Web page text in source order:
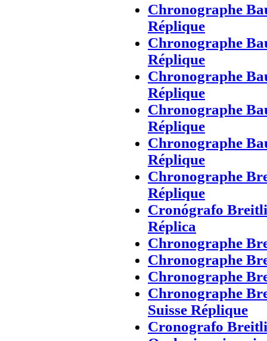
Chronographe
Réplique
Chronographe
Réplique
Chronographe
Réplique
Chronographe
Réplique
Chronographe
Réplique
Chronographe
Réplique
Cronógrafo
Réplica
Chronographe
Chronographe
Chronographe
Chronographe
Suisse Réplique
Cronografo